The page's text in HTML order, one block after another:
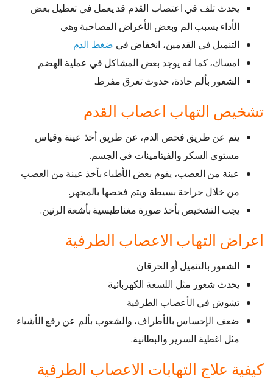
يحدث تلف في اعتصاب القدم قد يعمل في تعطيل بعض
الأداء يسبب الم وبعض الأعراض المصاحبة وهي
التنميل في القدمين، انخفاض في ضغط الدم
امساك، كما انه يوجد بعض المشاكل في عملية الهضم
الشعور بألم حادة، حدوث تعرق مفرط.
تشخيص التهاب اعصاب القدم
يتم عن طريق فحص الدم، عن طريق أخذ عينة وقياس
مستوى السكر والفيتامينات في الجسم.
عينة من العصب، يقوم بعض الأطباء بأخذ عينة من العصب
من خلال جراحة بسيطة ويتم فحصها بالمجهر.
يجب التشخيص بأخذ صورة مغناطيسية بأشعة الرنين.
اعراض التهاب الاعصاب الطرفية
الشعور بالتنميل أو الحرقان
يحدث شعور مثل اللسعة الكهربائية
تشوش في الأعصاب الطرفية
ضعف الإحساس بالأطراف، والشعوب بألم عن رفع الأشياء
مثل اغطية السرير والبطانية.
كيفية علاج التهابات الاعصاب الطرفية